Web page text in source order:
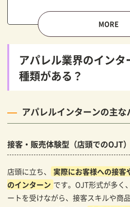
メリット
デメリット
インターンで見落とされが
とは？
「ただ売るだけじゃない」接
“寄り添う力”が身につく仕事
う選択肢
一人ひとりに合ったスーツ
高価格帯なのに、自分と同
コンサルに近い接客ができる
店舗によっては新卒・若手も
アパレル業界のイン
種類がある？
アパレルインターンの主な
接客・販売体験型（店頭でのOJT）
店頭に立ち、
実際にお客様への接客
のインターン です。OJT形式が多く
ートを受けながら、接客スキルや商